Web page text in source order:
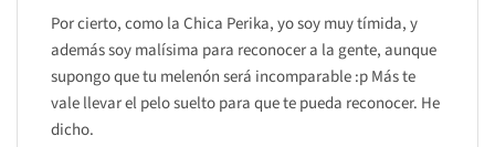
Por cierto, como la Chica Perika, yo soy muy tímida, y
además soy malísima para reconocer a la gente, aunque
supongo que tu melenón será incomparable :p Más te
vale llevar el pelo suelto para que te pueda reconocer. He
dicho.